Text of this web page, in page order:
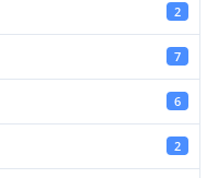
2
7
6
2